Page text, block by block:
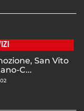
San Vito
C...